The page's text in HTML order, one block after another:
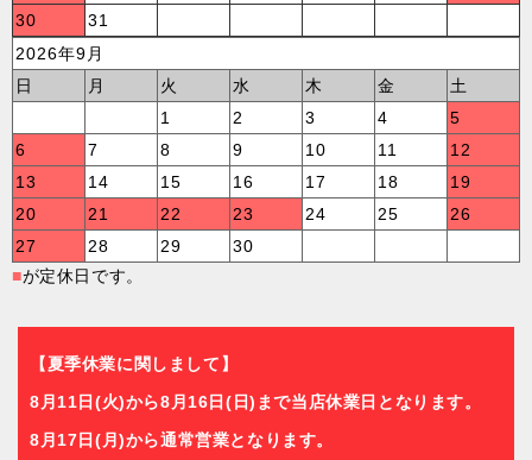
30
31
2026年9月
日
月 火 水 木 金
土
1
2 3 4
5
6
7 8 9 10 11
12
13
14 15 16 17 18
19
20
21 22 23 24 25
26
27
28 29
30
■が定休日です。
【夏季休業に関しまして】
8月11日(火)から8月16日(日)まで当店休業日となります。
8月17日(月)から通常営業となります。